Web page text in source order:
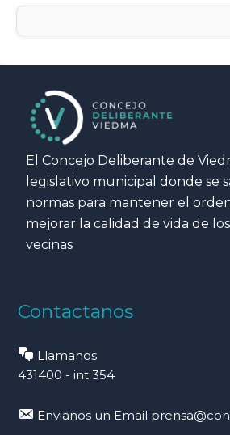
El Concejo Deliberante de
legislativo municipal donde se
normas para mantener el
mejorar la calidad de vida de
vecinas
Contactanos
Llamanos
431400 - int 354
Envianos un Email